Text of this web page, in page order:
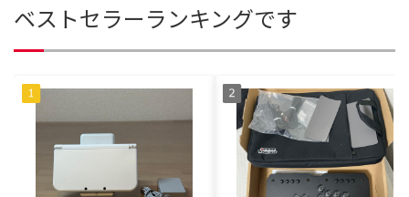
ベストセラーランキングです